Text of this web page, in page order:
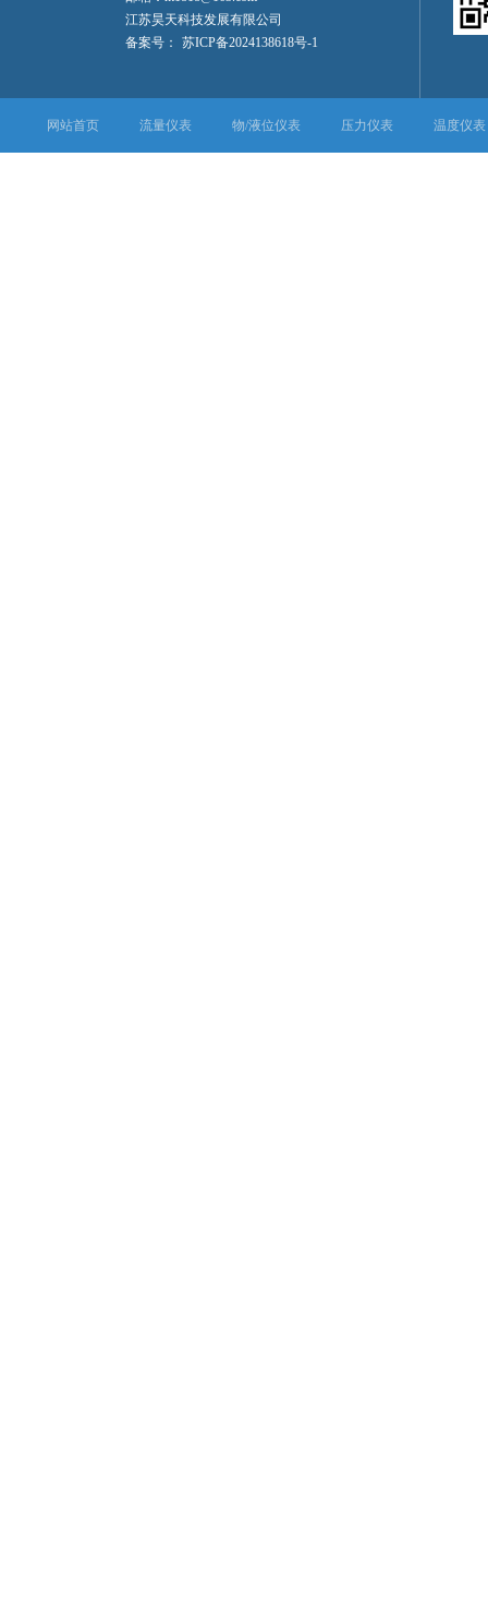
江苏昊天科技发展有限公司
备案号：
苏ICP备2024138618号-1
网站首页 流量仪表 物/液位仪表 压力仪表 温度仪表